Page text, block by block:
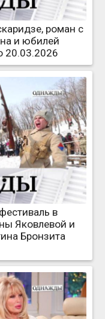
роман с
и юбилей
20.03.2026
в
Яковлевой и
Бронзита